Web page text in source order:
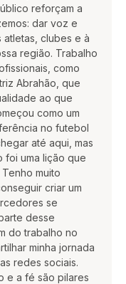
reforçam a
dar voz e
clubes e à
região. Trabalho
como
Abrahão, que
ao que
como um
no futebol
até aqui, mas
foi uma lição que
muito
criar um
se
desse
do trabalho no
minha jornada
redes sociais.
e a fé são pilares